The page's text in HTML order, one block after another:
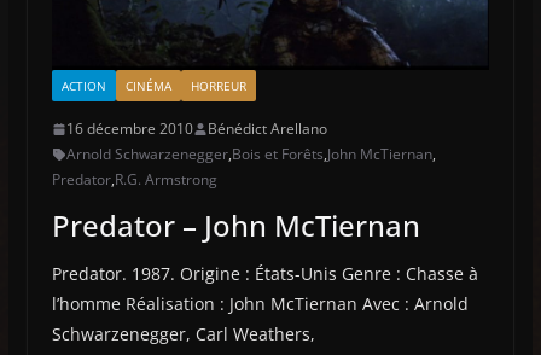
ACTION CINÉMA HORREUR
16 décembre 2010
Bénédict Arellano
Arnold Schwarzenegger,Bois et Forêts,John McTiernan,
Predator,R.G. Armstrong
Predator – John McTiernan
Predator. 1987. Origine : États-Unis Genre : Chasse à
l’homme Réalisation : John McTiernan Avec : Arnold
Schwarzenegger, Carl Weathers,